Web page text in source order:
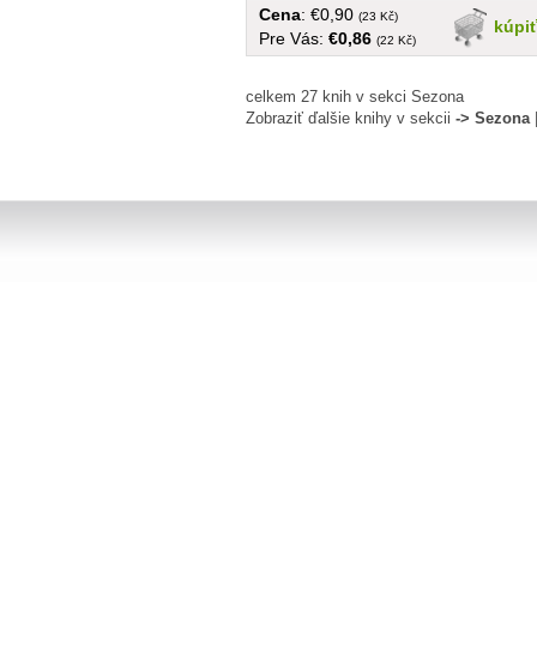
kúpiť
Cena: €0,90 (23 Kč)
Pre Vás: €0,86 (22 Kč)
celkem 27 knih v sekci Sezona
Zobraziť ďalšie knihy v sekcii -> Sezona